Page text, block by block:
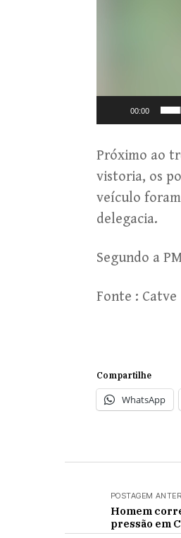
00:00
Próximo ao
vistoria, os
veículo
delegacia.
Segundo a
Fonte : Catve
Compartilhe
WhatsApp
POSTAGEM
Homem
pressão em